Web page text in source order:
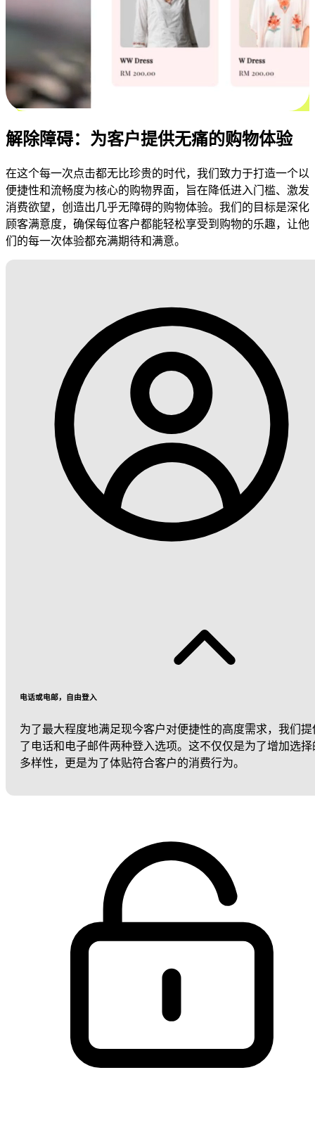
解除障碍：为客户提供无痛的购物体验
在这个每一次点击都无比珍贵的时代，我们致力于打造一个以
便捷性和流畅度为核心的购物界面，旨在降低进入门槛、激发
消费欲望，创造出几乎无障碍的购物体验。我们的目标是深化
顾客满意度，确保每位客户都能轻松享受到购物的乐趣，让他
们的每一次体验都充满期待和满意。
电话或电邮，自由登入
为了最大程度地满足现今客户对便捷性的高度需求，我们提
了电话和电子邮件两种登入选项。这不仅仅是为了增加选择
多样性，更是为了体贴符合客户的消费行为。